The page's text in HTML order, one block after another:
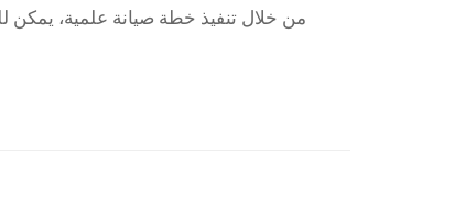
من خلال تنفيذ خطة صيانة علمية،